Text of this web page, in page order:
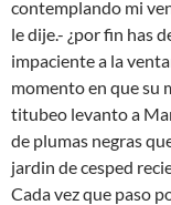
contemplando mi
le dije.- ¿por fin has
impaciente a la
momento en que su
titubeo levanto a
de plumas negras
jardin de cesped
Cada vez que paso